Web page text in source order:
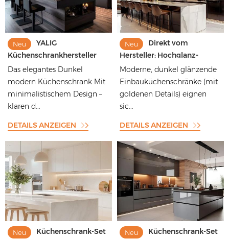
Neu
YALIG
Küchenschrankhersteller
Großhandel Wasserdichte
moderne Küchenmöbel
Wandschrank
Das elegantes Dunkel
modern Küchenschrank Mit
minimalistischem Design –
klaren d...
DETAILS ANZEIGEN
Neu
Direkt vom
Hersteller: Hochglanz-
Küchenmöbel, perfekte
Verarbeitung, neuestes
europäisches Design,
moderne Küchenschränke
und Zubehör
Moderne, dunkel glänzende
Einbauküchenschränke (mit
goldenen Details) eignen
sic...
DETAILS ANZEIGEN
Neu
Küchenschrank-Set
Neu
Küchenschrank-Set